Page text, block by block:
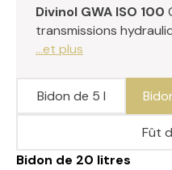
Divinol GWA ISO 100
transmissions
...et plus
Bidon de 20 litres
Bidon de 5 l
Fût